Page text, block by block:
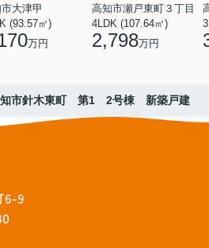
大津甲
(93.57㎡)
万円
高知市瀬戸東町３丁目
4LDK (107.64㎡)
2,798万円
市針木東町 第1 2号棟 新築戸建
6-9